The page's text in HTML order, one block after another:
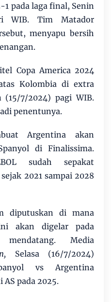
pada laga final, Senin
WIB. Tim Matador
menyapu bersih
Copa America 2024
Kolombia di extra
7/2024) pagi WIB.
penentunya.
Argentina akan
di Finalissima.
sudah sepakat
2021 sampai 2028
diputuskan di mana
akan digelar pada
Media
Selasa (16/7/2024)
vs Argentina
pada 2025.